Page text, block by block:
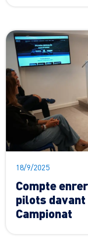
18/9/2025
Compte
pilots
Campionat